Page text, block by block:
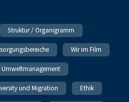
Struktur / Organigramm
Wir im Film
Umweltmanagement
und Migration Ethik